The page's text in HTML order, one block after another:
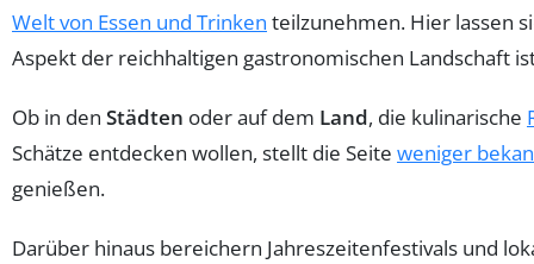
Welt von Essen und Trinken teilzunehmen. Hier lassen
Aspekt der reichhaltigen gastronomischen Landschaft
Ob in den Städten oder auf dem Land, die kulinarische
Schätze entdecken wollen, stellt die Seite weniger
genießen.
Darüber hinaus bereichern Jahreszeitenfestivals und